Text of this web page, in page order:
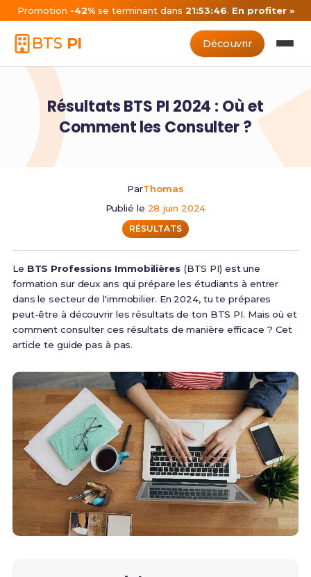
Promotion -42%se terminant dans 21:53:46. En profiter »
BTS PI Découvrir
Résultats BTS PI 2024 : Où et
Comment les Consulter ?
ParThomas
Publié le 28 juin 2024
RÉSULTATS
Le BTS Professions Immobilières(BTS PI) est une
formation sur deux ans qui prépare les étudiants à entrer
dans le secteur de l'immobilier. En 2024, tu te prépares
peut-être à découvrir les résultats de ton BTS PI. Mais où et
comment consulter ces résultats de manière efficace ? Cet
article te guide pas à pas.